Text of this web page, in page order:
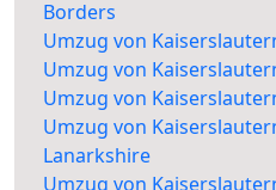
Borders
Umzug von
Umzug von
Umzug von
Umzug von
Lanarkshire
Umzug von